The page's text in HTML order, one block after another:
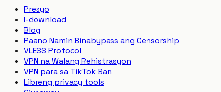
Presyo
I-download
Blog
Paano Namin Binabypass ang Censorship
VLESS Protocol
VPN na Walang Rehistrasyon
VPN para sa TikTok Ban
Libreng privacy tools